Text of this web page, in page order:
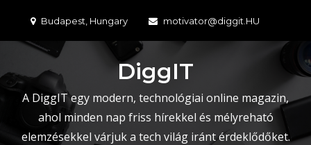
content
Budapest, Hungary motivator@diggit.HU
DiggIT
A DiggIT egy modern, technológiai online magazin,
ahol minden nap friss hírekkel és mélyreható
elemzésekkel várjuk a tech világ iránt érdeklődőket.